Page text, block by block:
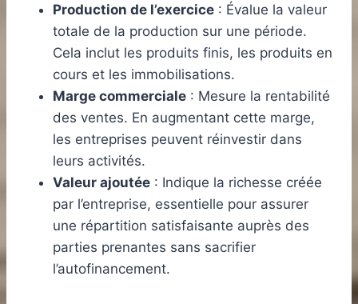
Production de l’exercice : Évalue la valeur
totale de la production sur une période.
Cela inclut les produits finis, les produits en
cours et les immobilisations.
Marge commerciale : Mesure la rentabilité
des ventes. En augmentant cette marge,
les entreprises peuvent réinvestir dans
leurs activités.
Valeur ajoutée : Indique la richesse créée
par l’entreprise, essentielle pour assurer
une répartition satisfaisante auprès des
parties prenantes sans sacrifier
l’autofinancement.